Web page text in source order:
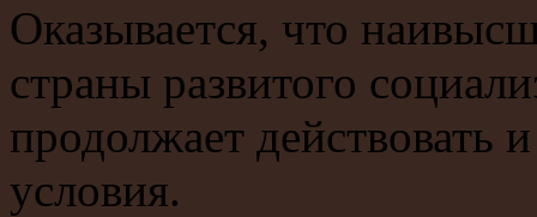
Оказывается, что
страны развитого
продолжает действовать
условия.